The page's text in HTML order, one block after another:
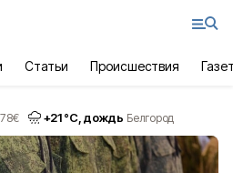
Статьи Происшествия
€ +21°С, дождь Белгород